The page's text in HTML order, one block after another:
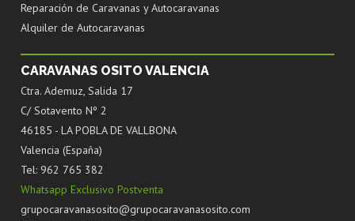
Reparación de Caravanas y Autocaravanas
Alquiler de Autocaravanas
CARAVANAS OSITO VALENCIA
Ctra. Ademuz, Salida 17
C/ Sotavento Nº 2
46185 - LA POBLA DE VALLBONA
Valencia (España)
Tel: 962 765 382
Whatsapp Exclusivo Postventa
grupocaravanasosito@grupocaravanasosito.com